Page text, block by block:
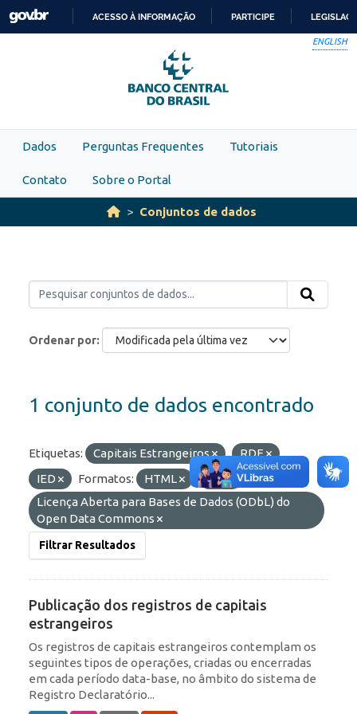
Skip to main content
PARA
O
CONTEÚDO
ACESSO À INFORMAÇÃO PARTICIPE
ENGLISH
Dados Perguntas Frequentes Tutoriais
Contato Sobre o Portal
Conjuntos de dados
Ordenar por
1 conjunto de dados encontrado
Etiquetas: Capitais Estrangeiros
RDE
IED
Formatos: HTML API
Licenças:
Licença Aberta para Bases de Dados (ODbL) do
Open Data Commons
Filtrar Resultados
Publicação dos registros de capitais
estrangeiros
Os registros de capitais estrangeiros contemplam os
seguintes tipos de operações, criadas ou encerradas
em cada período data-base, no âmbito do sistema de
Registro Declaratório...